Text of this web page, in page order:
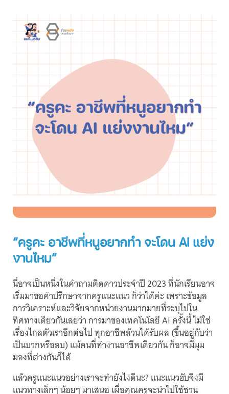
“ครูคะ อาชีพที่หนูอยากทำ จะโดน AI แย่ง
งานไหม”
นี่อาจเป็นหนึ่งในคำถามติดดาวประจำปี 2023 ที่นักเรียนอาจ
เริ่มมาขอคำปรึกษาจากครูแนะแนว ก็ว่าได้ค่ะ เพราะข้อมูล
การวิเคราะห์และวิจัยจากหน่วยงานมากมายที่ระบุไปใน
ทิศทางเดียวกันเลยว่า การมาของเทคโนโลยี AI ครั้งนี้ ไม่ใช่
เรื่องไกลตัวเราอีกต่อไป ทุกอาชีพล้วนได้รับผล (ขึ้นอยู่กับว่า
เป็นบวกหรือลบ) แม้คนที่ทำงานอาชีพเดียวกัน ก็อาจมีมุม
มองที่ต่างกันก็ได้
แล้วครูแนะแนวอย่างเราจะทำยังไงดีนะ? แนะแนวฮับจึงมี
แนวทางเล็กๆ น้อยๆ มาเสนอ เผื่อคุณครูจะนำไปใช้ชวน